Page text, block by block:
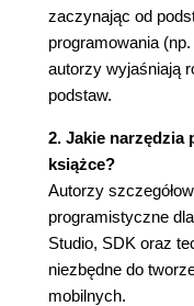
jako przestrzeni
Wzorzec
Usługi
Utworzenie
danych (49)
Utworzenie
zaczynając od
programowania
autorzy wyjaśniają
podstaw.
2. Jakie narzędzia
książce?
Autorzy
programistyczne
Studio, SDK oraz
niezbędne do
mobilnych.